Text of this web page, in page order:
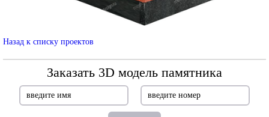
Назад к списку проектов
Заказать 3D модель памятника